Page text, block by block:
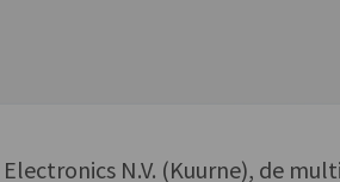
N.V. (Kuurne), de